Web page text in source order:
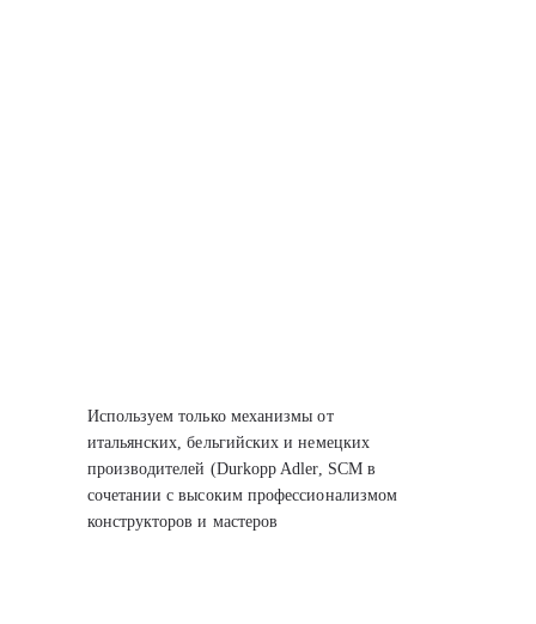
Используем только механизмы от
итальянских, бельгийскихи немецких
производителей (Durkopp Adler, SCM в
сочетании с высоким профессионализмом
конструкторов и мастеров